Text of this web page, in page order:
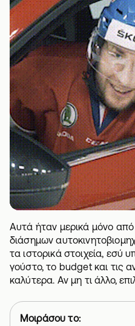
Αυτά ήταν μερικά μόνο
διάσημων
τα ιστορικά στοιχεία, εσύ
γούστο, το budget και τις
καλύτερα. Αν μη τι άλλο,
Μοιράσου το: